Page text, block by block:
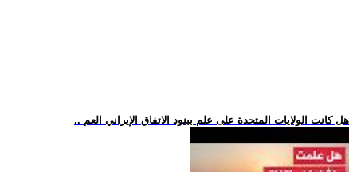
.. هل كانت الولايات المتحدة على علم ببنود الاتفاق الإيراني العم